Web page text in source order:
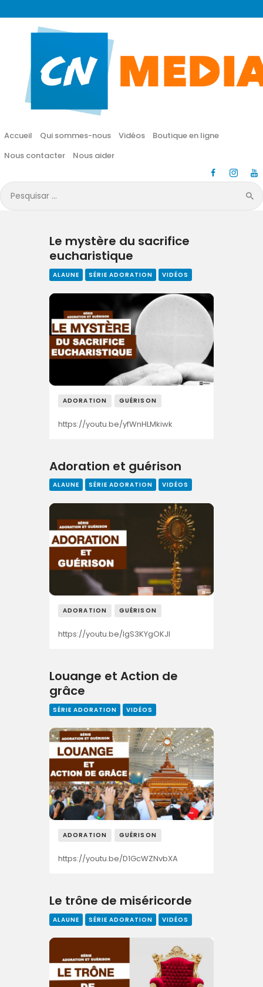
Accueil Qui sommes-nous Vidéos
Boutique en ligne
Nous contacter
Nous aider
Pesquisar
por:
CN MÉDIA
Une vie nouvelle en JESUS !
Accueil
Vidéos
Boutique en ligne
Nous aider
Le mystère du sacrifice
eucharistique
ALAUNE SÉRIE ADORATION VIDÉOS
ADORATION GUÉRISON
https://youtu.be/yfWnHLMkiwk
Adoration et guérison
ALAUNE SÉRIE ADORATION VIDÉOS
ADORATION GUÉRISON
https://youtu.be/IgS3KYgOKJI
Louange et Action de
grâce
SÉRIE ADORATION VIDÉOS
ADORATION GUÉRISON
https://youtu.be/D1GcWZNvbXA
Le trône de miséricorde
ALAUNE SÉRIE ADORATION VIDÉOS